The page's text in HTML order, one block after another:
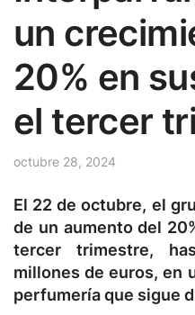
un
20% en
el tercer
octubre 28, 2024
El 22 de octubre, el
de un aumento del
tercer trimestre,
millones de euros, en
perfumería que sigue